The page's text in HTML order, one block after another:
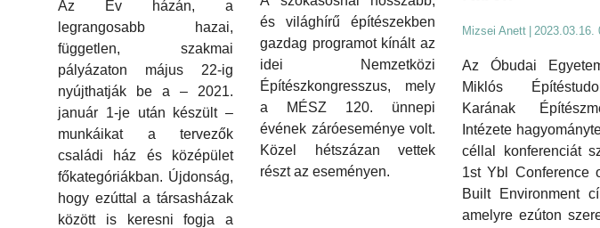
Az Év házán, a
legrangosabb hazai,
független, szakmai
pályázaton május 22-ig
nyújthatják be a – 2021.
január 1-je után készült –
munkáikat a tervezők
családi ház és középület
főkategóriákban. Újdonság,
hogy ezúttal a társasházak
között is keresni fogja a
és világhírű építészekben
gazdag programot kínált az
idei Nemzetközi
Építészkongresszus, mely
a MÉSZ 120. ünnepi
évének záróeseménye volt.
Közel hétszázan vettek
részt az eseményen.
Mizsei Anett 2023.03.16.
Az Óbudai
Miklós
Karának
Intézete
céllal konferenciát
1st Ybl Conference
Built Environment
amelyre ezúton